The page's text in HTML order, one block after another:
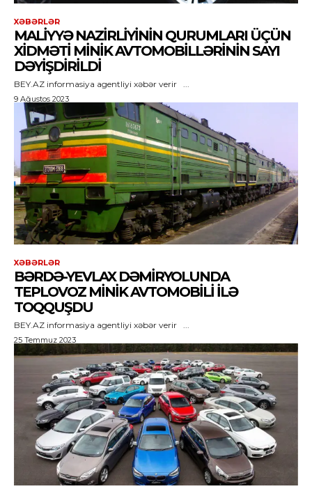
XƏBƏRLƏR
MALIYYƏ NAZIRLIYININ QURUMLARI ÜÇÜN
XIDMƏTI MINIK AVTOMOBILLƏRININ SAYI
DƏYIŞDIRILDI
BEY.AZ informasiya agentliyi xəbər verir ...
9 Ağustos 2023
XƏBƏRLƏR
BƏRDƏ-YEVLAX DƏMIRYOLUNDA
TEPLOVOZ MINIK AVTOMOBILI ILƏ
TOQQUŞDU
BEY.AZ informasiya agentliyi xəbər verir ...
25 Temmuz 2023